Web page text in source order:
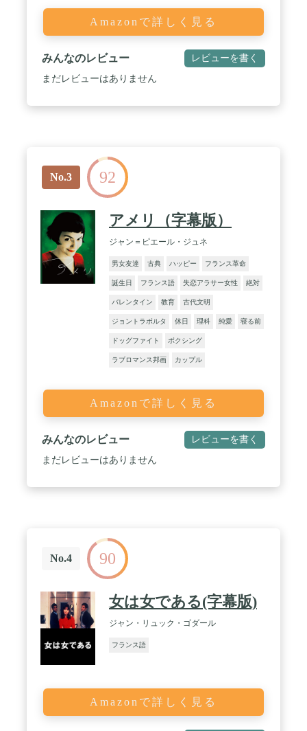
Amazonで詳しく見る
みんなのレビュー レビューを書く
まだレビューはありません
No.3 92
アメリ（字幕版）
ジャン＝ピエール・ジュネ
男女友達 古典 ハッピー フランス革命
誕生日 フランス語 失恋アラサー女性 絶対
バレンタイン 教育 古代文明
ジョントラボルタ 休日 理科 純愛 寝る前
ドッグファイト ボクシング
ラブロマンス邦画 カップル
Amazonで詳しく見る
みんなのレビュー レビューを書く
まだレビューはありません
No.4 90
女は女である(字幕版)
ジャン・リュック・ゴダール
フランス語
Amazonで詳しく見る